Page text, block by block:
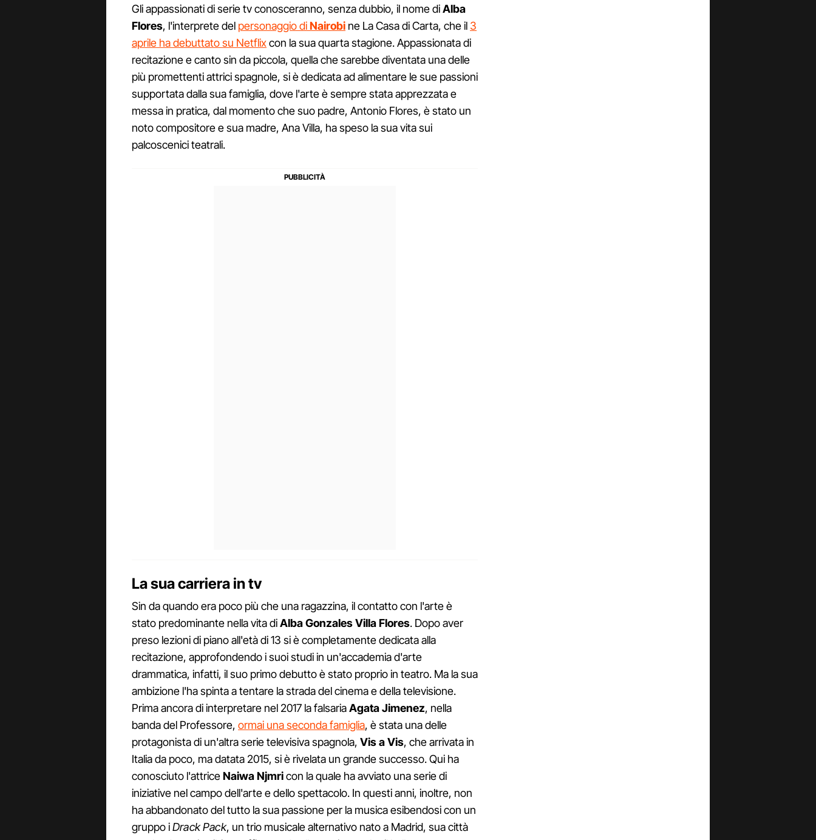
Gli appassionati di serie tv conosceranno, senza dubbio, il nome diAlba
Flores, l'interprete del personaggio diNairobi ne La Casa di Carta, che il 3
aprile ha debuttato su Netflixcon la sua quarta stagione. Appassionata di
recitazione e canto sin da piccola, quella che sarebbe diventata una delle
più promettenti attrici spagnole, si è dedicata ad alimentare le sue passioni
supportata dalla sua famiglia, dove l'arte è sempre stata apprezzata e
messa in pratica, dal momento che suo padre, Antonio Flores, è stato un
noto compositore e sua madre, Ana Villa, ha speso la sua vita sui
palcoscenici teatrali.
La sua carriera in tv
Sin da quando era poco più che una ragazzina, il contatto con l'arte è
stato predominante nella vita diAlba Gonzales Villa Flores. Dopo aver
preso lezioni di piano all'età di 13 si è completamente dedicata alla
recitazione, approfondendo i suoi studi in un'accademia d'arte
drammatica, infatti, il suo primo debutto è stato proprio in teatro. Ma la sua
ambizione l'ha spinta a tentare la strada del cinema e della televisione.
Prima ancora di interpretare nel 2017 la falsariaAgata Jimenez, nella
banda del Professore, ormai una seconda famiglia, è stata una delle
protagonista di un'altra serie televisiva spagnola, Vis a Vis, che arrivata in
Italia da poco, ma datata 2015, si è rivelata un grande successo. Qui ha
conosciuto l'attriceNaiwa Njmricon la quale ha avviato una serie di
iniziative nel campo dell'arte e dello spettacolo. In questi anni, inoltre, non
ha abbandonato del tutto la sua passione per la musica esibendosi con un
gruppo iDrack Pack, un trio musicale alternativo nato a Madrid, sua città